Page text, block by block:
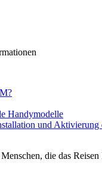
Handymodelle
und Aktivierung
die das Reisen